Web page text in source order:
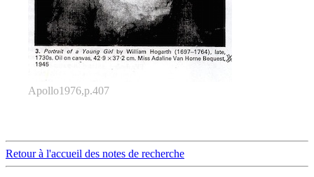
Apollo1976,p.407
Retour à l'accueil des notes de recherche